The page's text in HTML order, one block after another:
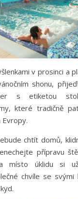
v prosinci a
shonu,
s etiketou
které tradičně
Evropy.
chtít domů,
přípravu
místo úklidu si
chvíle se svými